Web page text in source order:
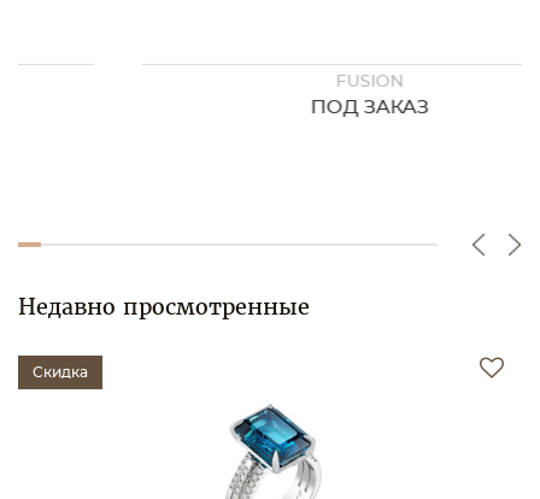
ПОД ЗАКАЗ
Недавно просмотренные
Скидка